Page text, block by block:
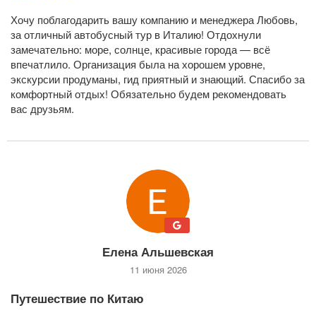
Хочу поблагодарить вашу компанию и менеджера Любовь,
за отличный автобусный тур в Италию! Отдохнули
замечательно: море, солнце, красивые города — всё
впечатлило. Организация была на хорошем уровне,
экскурсии продуманы, гид приятный и знающий. Спасибо за
комфортный отдых! Обязательно будем рекомендовать
вас друзьям.
Елена Альшевская
11 июня 2026
Путешествие по Китаю